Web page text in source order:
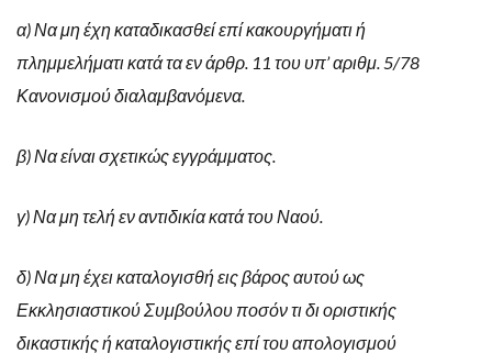
α) Να μη έχη καταδικασθεί επί κακουργήματι ή
πλημμελήματι κατά τα εν άρθρ. 11 του υπ’ αριθμ. 5/78
Κανονισμού διαλαμβανόμενα.
β) Να είναι σχετικώς εγγράμματος.
γ) Να μη τελή εν αντιδικία κατά του Ναού.
δ) Να μη έχει καταλογισθή εις βάρος αυτού ως
Εκκλησιαστικού Συμβούλου ποσόν τι δι οριστικής
δικαστικής ή καταλογιστικής επί του απολογισμού